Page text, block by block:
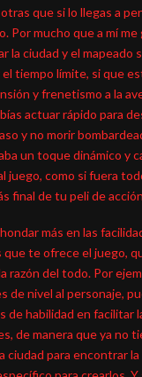
que si lo llegas a
Por mucho que a mí me
la ciudad y el mapeado
tiempo límite, si que
y frenetismo a la
actuar rápido para
y no morir
un toque dinámico y
juego, como si fuera
final de tu peli de
más en las
que te ofrece el juego,
razón del todo. Por
de nivel al personaje,
de habilidad en facilitar
de manera que ya no
ciudad para encontrar